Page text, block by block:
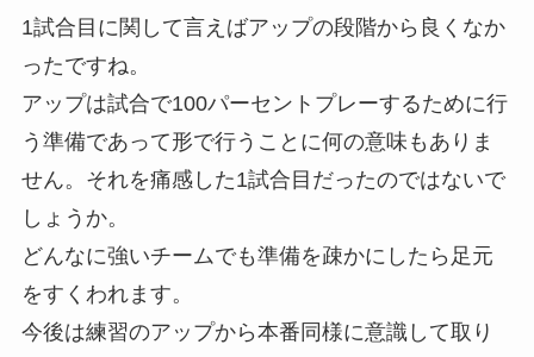
1試合目に関して言えばアップの段階から良くなか
ったですね。
アップは試合で100パーセントプレーするために行
う準備であって形で行うことに何の意味もありま
せん。それを痛感した1試合目だったのではないで
しょうか。
どんなに強いチームでも準備を疎かにしたら足元
をすくわれます。
今後は練習のアップから本番同様に意識して取り